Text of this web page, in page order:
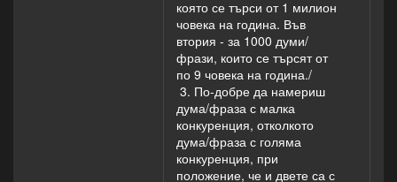
която се търси от 1 милион
човека на година. Във
втория - за 1000 думи/
фрази, които се търсят от
по 9 човека на година./
3. По-добре да намериш
дума/фраза с малка
конкуренция, отколкото
дума/фраза с голяма
конкуренция, при
положение, че и двете са с